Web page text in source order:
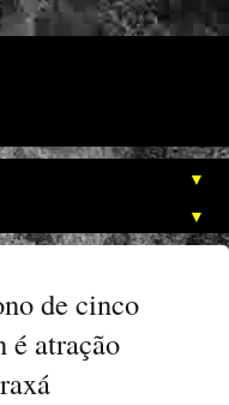
▼
▼
de cinco
atração